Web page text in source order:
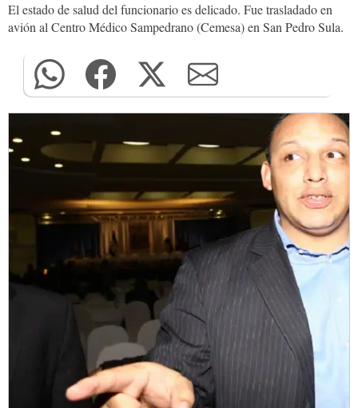
El estado de salud del funcionario es delicado. Fue trasladado en
avión al Centro Médico Sampedrano (Cemesa) en San Pedro Sula.